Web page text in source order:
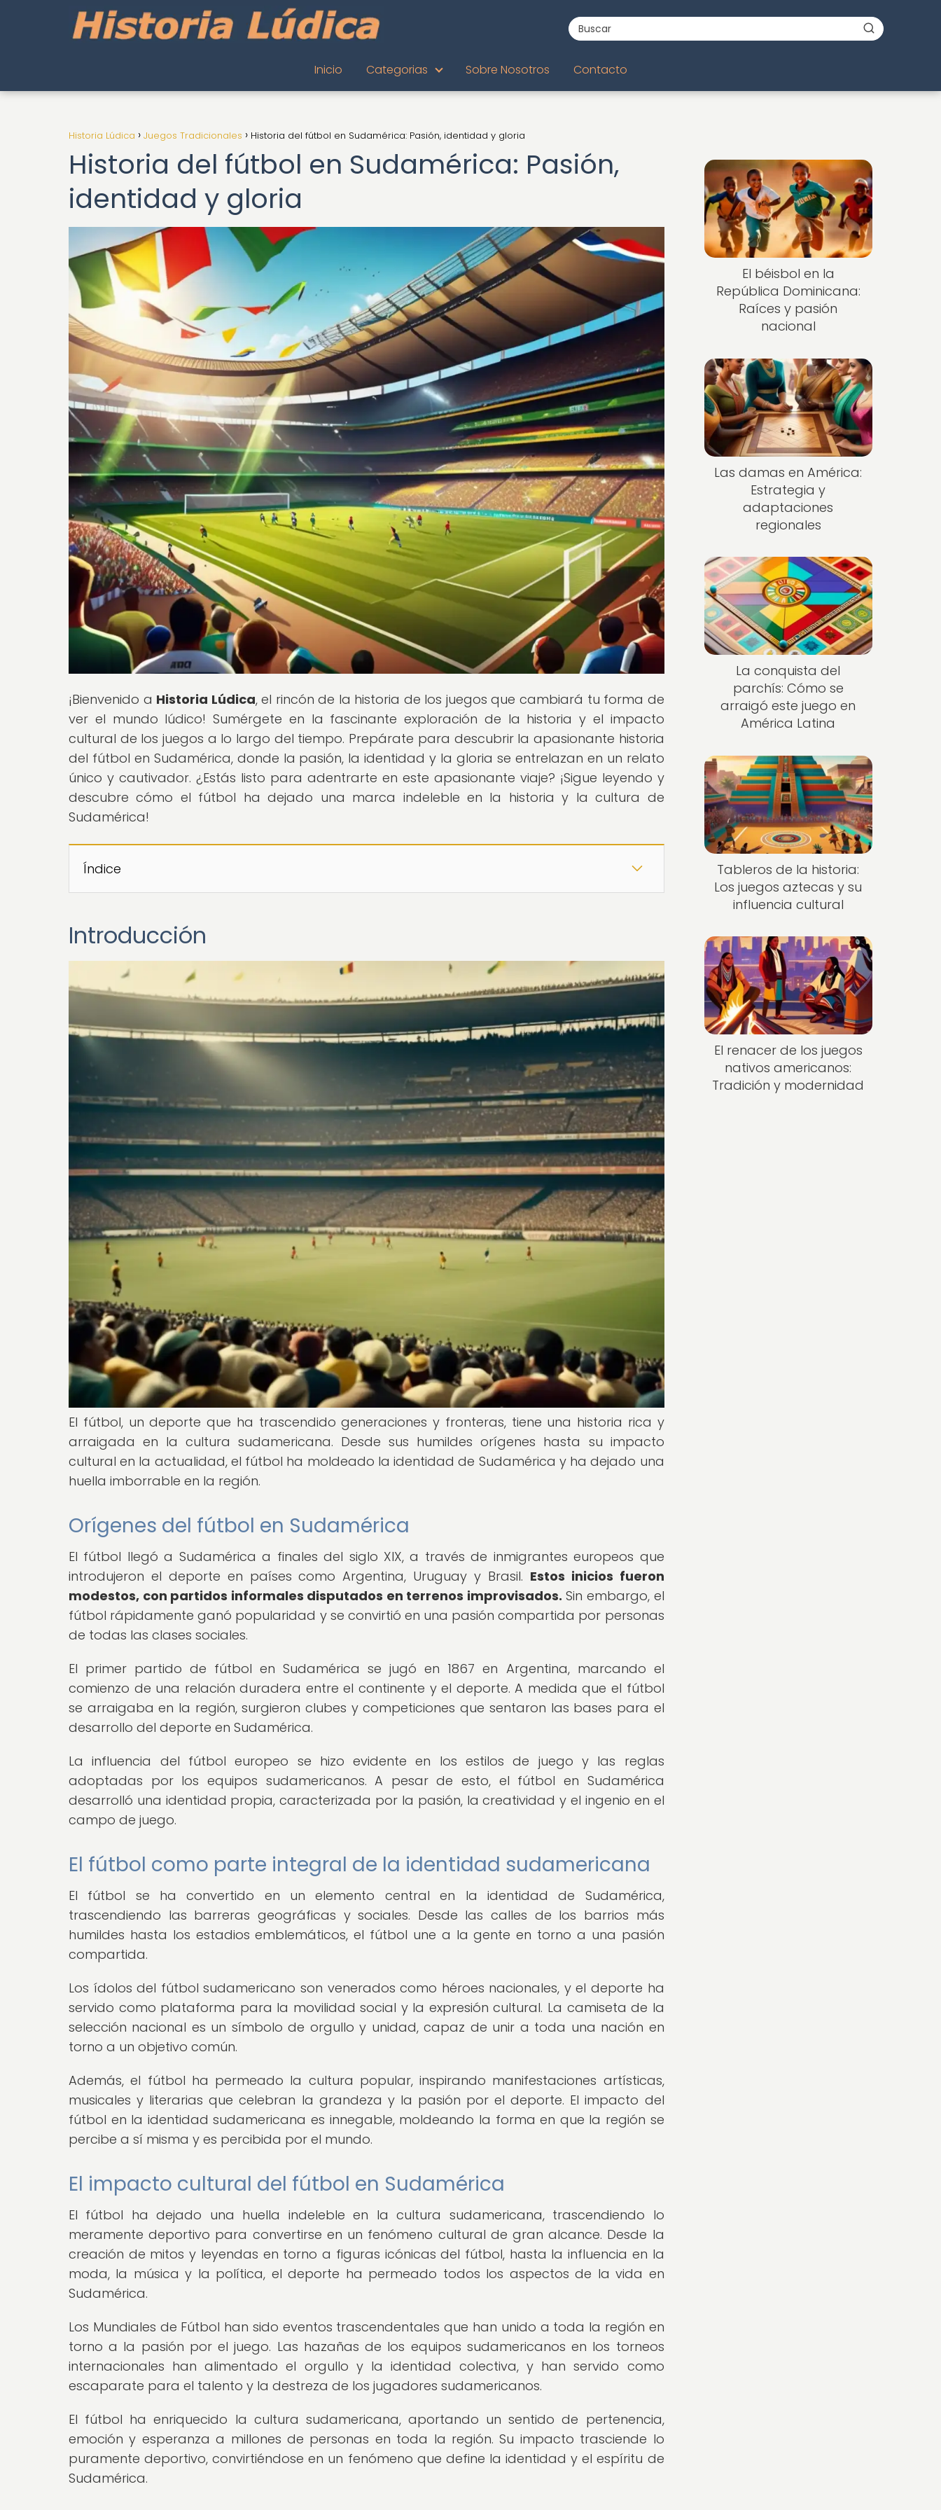
Inicio Categorias Sobre Nosotros Contacto
Historia Lúdica Juegos Tradicionales Historia del fútbol en Sudamérica: Pasión, identidad y gloria
Historia del fútbol en Sudamérica: Pasión,
identidad y gloria
¡Bienvenido a Historia Lúdica, el rincón de la historia de los juegos que cambiará tu forma de
ver el mundo lúdico! Sumérgete en la fascinante exploración de la historia y el impacto
cultural de los juegos a lo largo del tiempo. Prepárate para descubrir la apasionante historia
del fútbol en Sudamérica, donde la pasión, la identidad y la gloria se entrelazan en un relato
único y cautivador. ¿Estás listo para adentrarte en este apasionante viaje? ¡Sigue leyendo y
descubre cómo el fútbol ha dejado una marca indeleble en la historia y la cultura de
Sudamérica!
Índice
Introducción
El fútbol, un deporte que ha trascendido generaciones y fronteras, tiene una historia rica y
arraigada en la cultura sudamericana. Desde sus humildes orígenes hasta su impacto
cultural en la actualidad, el fútbol ha moldeado la identidad de Sudamérica y ha dejado una
huella imborrable en la región.
Orígenes del fútbol en Sudamérica
El fútbol llegó a Sudamérica a finales del siglo XIX, a través de inmigrantes europeos que
introdujeron el deporte en países como Argentina, Uruguay y Brasil. Estos inicios fueron
modestos, con partidos informales disputados en terrenos improvisados. Sin embargo, el
fútbol rápidamente ganó popularidad y se convirtió en una pasión compartida por personas
de todas las clases sociales.
El primer partido de fútbol en Sudamérica se jugó en 1867 en Argentina, marcando el
comienzo de una relación duradera entre el continente y el deporte. A medida que el fútbol
se arraigaba en la región, surgieron clubes y competiciones que sentaron las bases para el
desarrollo del deporte en Sudamérica.
La influencia del fútbol europeo se hizo evidente en los estilos de juego y las reglas
adoptadas por los equipos sudamericanos. A pesar de esto, el fútbol en Sudamérica
desarrolló una identidad propia, caracterizada por la pasión, la creatividad y el ingenio en el
campo de juego.
El fútbol como parte integral de la identidad sudamericana
El fútbol se ha convertido en un elemento central en la identidad de Sudamérica,
trascendiendo las barreras geográficas y sociales. Desde las calles de los barrios más
humildes hasta los estadios emblemáticos, el fútbol une a la gente en torno a una pasión
compartida.
Los ídolos del fútbol sudamericano son venerados como héroes nacionales, y el deporte ha
servido como plataforma para la movilidad social y la expresión cultural. La camiseta de la
selección nacional es un símbolo de orgullo y unidad, capaz de unir a toda una nación en
torno a un objetivo común.
Además, el fútbol ha permeado la cultura popular, inspirando manifestaciones artísticas,
musicales y literarias que celebran la grandeza y la pasión por el deporte. El impacto del
fútbol en la identidad sudamericana es innegable, moldeando la forma en que la región se
percibe a sí misma y es percibida por el mundo.
El impacto cultural del fútbol en Sudamérica
El fútbol ha dejado una huella indeleble en la cultura sudamericana, trascendiendo lo
meramente deportivo para convertirse en un fenómeno cultural de gran alcance. Desde la
creación de mitos y leyendas en torno a figuras icónicas del fútbol, hasta la influencia en la
moda, la música y la política, el deporte ha permeado todos los aspectos de la vida en
Sudamérica.
Los Mundiales de Fútbol han sido eventos trascendentales que han unido a toda la región en
torno a la pasión por el juego. Las hazañas de los equipos sudamericanos en los torneos
internacionales han alimentado el orgullo y la identidad colectiva, y han servido como
escaparate para el talento y la destreza de los jugadores sudamericanos.
El fútbol ha enriquecido la cultura sudamericana, aportando un sentido de pertenencia,
emoción y esperanza a millones de personas en toda la región. Su impacto trasciende lo
puramente deportivo, convirtiéndose en un fenómeno que define la identidad y el espíritu de
Sudamérica.
El béisbol en la
República Dominicana:
Raíces y pasión
nacional
Las damas en América:
Estrategia y
adaptaciones
regionales
La conquista del
parchís: Cómo se
arraigó este juego en
América Latina
Tableros de la historia:
Los juegos aztecas y su
influencia cultural
El renacer de los juegos
nativos americanos:
Tradición y modernidad